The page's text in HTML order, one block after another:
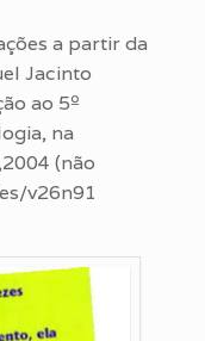
a partir da
Jacinto
ao 5º
na
(não
v26n91